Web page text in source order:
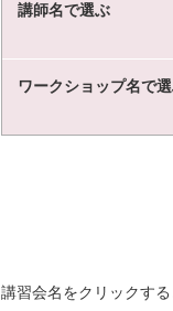
講師名で選ぶ
ワークショップ名で
講習会名をクリックす